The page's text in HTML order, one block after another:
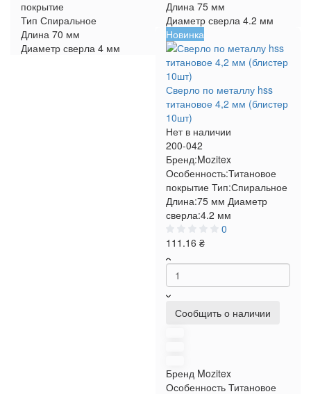
покрытие
Тип Спиральное
Длина 70 мм
Диаметр сверла 4 мм
Длина 75 мм
Диаметр сверла 4.2 мм
Новинка
Сверло по металлу hss
титановое 4,2 мм (блистер
10шт)
Нет в наличии
200-042
Бренд:Mozitex
Особенность:Титановое
покрытие Тип:Спиральное
Длина:75 мм Диаметр
сверла:4.2 мм
0
111.16 ₴
Сообщить о наличии
Бренд Mozitex
Особенность Титановое